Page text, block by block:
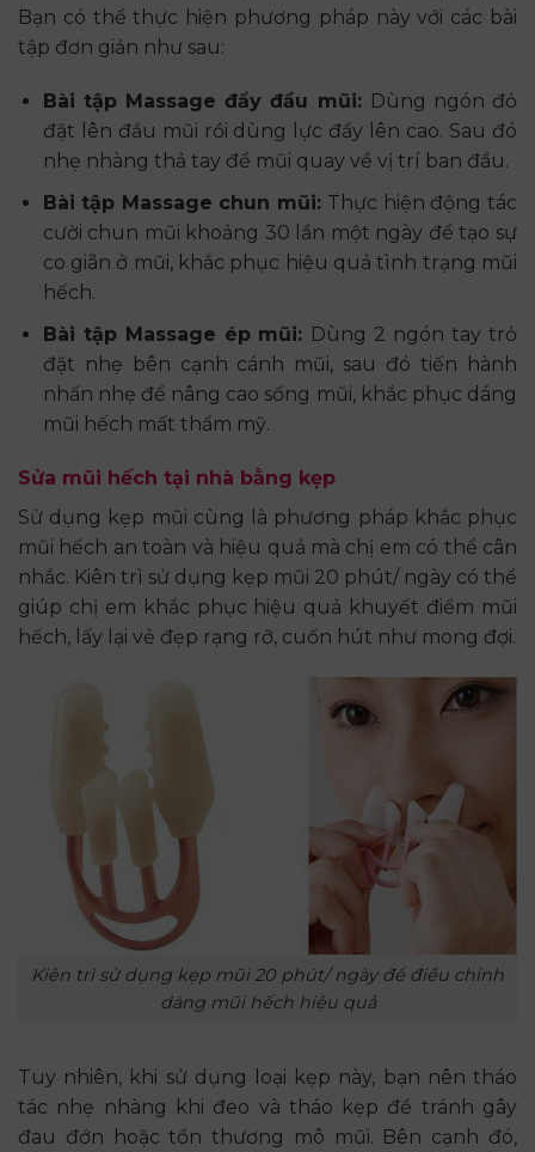
Bạn có thể thực hiện phương pháp này với các bài
tập đơn giản như sau:
Bài tập Massage đẩy đầu mũi: Dùng ngón đỏ
đặt lên đầu mũi rồi dùng lực đẩy lên cao. Sau đó
nhẹ nhàng thả tay để mũi quay về vị trí ban đầu.
Bài tập Massage chun mũi: Thực hiện động tác
cười chun mũi khoảng 30 lần một ngày để tạo sự
co giãn ở mũi, khắc phục hiệu quả tình trạng mũi
hếch.
Bài tập Massage ép mũi: Dùng 2 ngón tay trỏ
đặt nhẹ bên cạnh cánh mũi, sau đó tiến hành
nhấn nhẹ để nâng cao sống mũi, khắc phục dáng
mũi hếch mất thẩm mỹ.
Sửa mũi hếch tại nhà bằng kẹp
Sử dụng kẹp mũi cùng là phương pháp khắc phục
mũi hếch an toàn và hiệu quả mà chị em có thể cân
nhắc. Kiên trì sử dụng kẹp mũi 20 phút/ ngày có thể
giúp chị em khắc phục hiệu quả khuyết điểm mũi
hếch, lấy lại vẻ đẹp rạng rỡ, cuốn hút như mong đợi.
Kiên trì sử dụng kẹp mũi 20 phút/ ngày để điều chỉnh
dáng mũi hếch hiệu quả
Tuy nhiên, khi sử dụng loại kẹp này, bạn nên tháo
tác nhẹ nhàng khi đeo và tháo kẹp để tránh gây
đau đớn hoặc tổn thương mô mũi. Bên cạnh đó,